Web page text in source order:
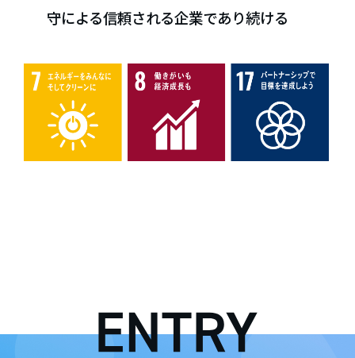
守による信頼される企業であり続ける